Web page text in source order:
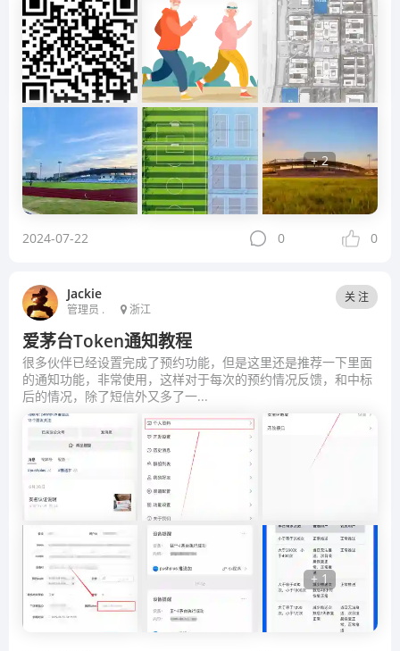
+ 2
2024-07-22 0 0
Jackie
管理员 . 浙江
关 注
爱茅台Token通知教程
很多伙伴已经设置完成了预约功能，但是这里还是推荐一下里面
的通知功能，非常使用，这样对于每次的预约情况反馈，和中标
后的情况，除了短信外又多了一...
+ 1